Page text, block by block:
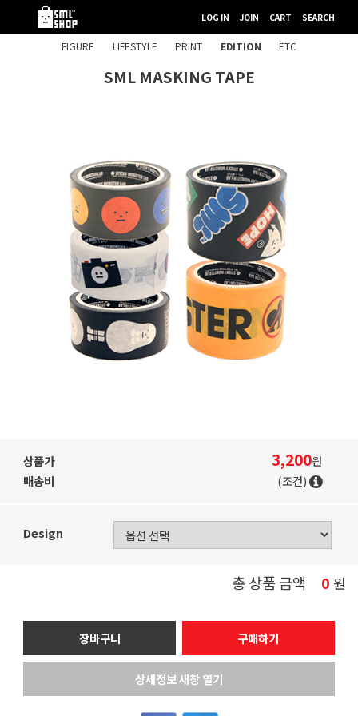
LOG IN JOIN CART SEARCH
FIGURE LIFESTYLE PRINT EDITION ETC
SML MASKING TAPE
상품가 3,200원
배송비
(조건)
Design
총 상품 금액 0 원
장바구니 구매하기
상세정보 새창 열기